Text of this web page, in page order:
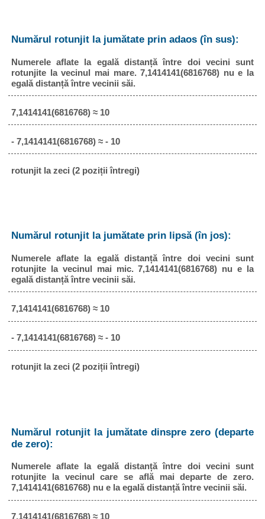
Numărul rotunjit la jumătate prin adaos (în sus):
Numerele aflate la egală distanță între doi vecini sunt
rotunjite la vecinul mai mare. 7,1414141(6816768) nu e la
egală distanță între vecinii săi.
7,1414141(6816768) ≈ 10
- 7,1414141(6816768) ≈ - 10
rotunjit la zeci (2 poziții întregi)
Numărul rotunjit la jumătate prin lipsă (în jos):
Numerele aflate la egală distanță între doi vecini sunt
rotunjite la vecinul mai mic. 7,1414141(6816768) nu e la
egală distanță între vecinii săi.
7,1414141(6816768) ≈ 10
- 7,1414141(6816768) ≈ - 10
rotunjit la zeci (2 poziții întregi)
Numărul rotunjit la jumătate dinspre zero (departe
de zero):
Numerele aflate la egală distanță între doi vecini sunt
rotunjite la vecinul care se află mai departe de zero.
7,1414141(6816768) nu e la egală distanță între vecinii săi.
7,1414141(6816768) ≈ 10